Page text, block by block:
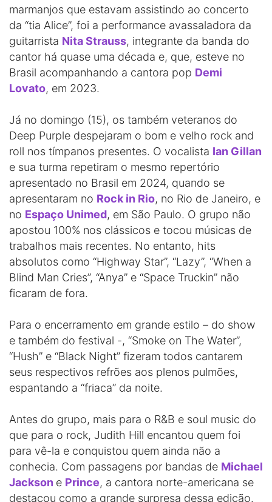
marmanjos que estavam assistindo ao concerto
da “tia Alice”, foi a performance avassaladora da
guitarrista Nita Strauss, integrante da banda do
cantor há quase uma década e, que, esteve no
Brasil acompanhando a cantora pop Demi
Lovato, em 2023.
Já no domingo (15), os também veteranos do
Deep Purple despejaram o bom e velho rock and
roll nos tímpanos presentes. O vocalista Ian Gillan
e sua turma repetiram o mesmo repertório
apresentado no Brasil em 2024, quando se
apresentaram no Rock in Rio, no Rio de Janeiro, e
no Espaço Unimed, em São Paulo. O grupo não
apostou 100% nos clássicos e tocou músicas de
trabalhos mais recentes. No entanto, hits
absolutos como “Highway Star”, “Lazy”, “When a
Blind Man Cries”, “Anya” e “Space Truckin” não
ficaram de fora.
Para o encerramento em grande estilo – do show
e também do festival -, “Smoke on The Water”,
“Hush” e “Black Night” fizeram todos cantarem
seus respectivos refrões aos plenos pulmões,
espantando a “friaca” da noite.
Antes do grupo, mais para o R&B e soul music do
que para o rock, Judith Hill encantou quem foi
para vê-la e conquistou quem ainda não a
conhecia. Com passagens por bandas de Michael
Jackson e Prince, a cantora norte-americana se
destacou como a grande surpresa dessa edição.